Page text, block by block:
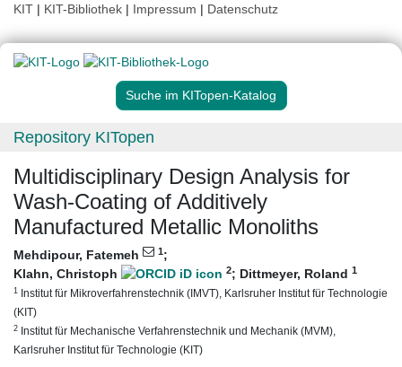
KIT | KIT-Bibliothek | Impressum | Datenschutz
Suche im KITopen-Katalog
Repository KITopen
Multidisciplinary Design Analysis for
Wash-Coating of Additively
Manufactured Metallic Monoliths
Mehdipour, Fatemeh 1;
Klahn, Christoph
2; Dittmeyer, Roland 1
1 Institut für Mikroverfahrenstechnik (IMVT), Karlsruher Institut für Technologie
(KIT)
2 Institut für Mechanische Verfahrenstechnik und Mechanik (MVM),
Karlsruher Institut für Technologie (KIT)